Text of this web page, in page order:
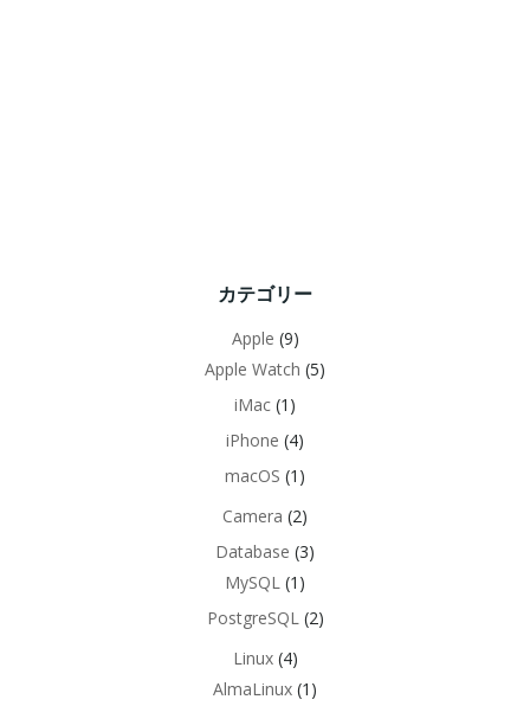
カテゴリー
Apple (9)
Apple Watch (5)
iMac (1)
iPhone (4)
macOS (1)
Camera (2)
Database (3)
MySQL (1)
PostgreSQL (2)
Linux(4)
AlmaLinux (1)